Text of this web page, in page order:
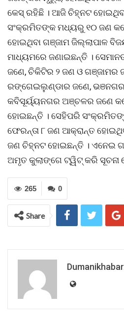
କେସ୍‌ ରହିଛି । ଆଜି ଚିହ୍ନଟ
ସଂକ୍ରମିତଙ୍କ ମଧ୍ୟରୁ ୧୦ ଜଣ
ହୋଇଥିବା ଗଞ୍ଜାମ ଜିଲ୍ଲାପାଳ
ମାଧ୍ୟମରେ ଜଣାଇଛନ୍ତି ।
ଜଣେ, ଚିକିଟିର ୨ ଜଣ ଓ ଗଞ୍ଜାମର
ରଙ୍ଗେଇଲୁଣ୍ଡାର ଜଣେ,
କବିସୂର୍ୟ୍ୟନଗର ଅଞ୍ଚଳର ଜଣେ
ହୋଇଛନ୍ତି । ସେହିପରି
ଫେରନ୍ତା ୮ ଜଣ ଆକ୍ରାନ୍ତ
ଜଣ ଚିହ୍ନଟ ହୋଇଛନ୍ତି । ଏନେଇ
ଅମୃତ କୁଲାଙ୍ଗେ ଟ୍ୱିଟ୍‌ କରି ସୂଚନା
0
265
Share